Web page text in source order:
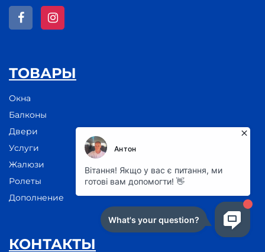
ТОВАРЫ
Окна
Балконы
Двери
Услуги
Жалюзи
Ролеты
Дополнение
КОНТАКТЫ